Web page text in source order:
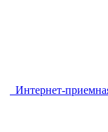
Интернет-